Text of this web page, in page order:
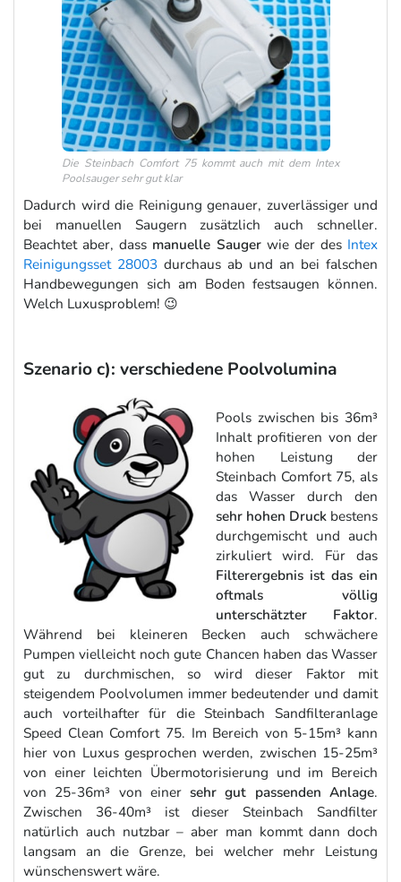
Die Steinbach Comfort 75 kommt auch mit dem Intex
Poolsauger sehr gut klar
Dadurch wird die Reinigung genauer, zuverlässiger und
bei manuellen Saugern zusätzlich auch schneller.
Beachtet aber, dass manuelle Saugerwie der des Intex
Reinigungsset 28003 durchaus ab und an bei falschen
Handbewegungen sich am Boden festsaugen können.
Welch Luxusproblem! 😉
Szenario c): verschiedene Poolvolumina
Pools zwischen bis 36m³
Inhalt profitieren von der
hohen Leistung der
Steinbach Comfort 75, als
das Wasser durch den
sehr hohen Druck bestens
durchgemischt und auch
zirkuliert wird. Für das
Filterergebnis ist das ein
oftmals völlig
unterschätzter Faktor.
Während bei kleineren Becken auch schwächere
Pumpen vielleicht noch gute Chancen haben das Wasser
gut zu durchmischen, so wird dieser Faktor mit
steigendem Poolvolumen immer bedeutender und damit
auch vorteilhafter für die Steinbach Sandfilteranlage
Speed Clean Comfort 75. Im Bereich von 5-15m³ kann
hier von Luxus gesprochen werden, zwischen 15-25m³
von einer leichten Übermotorisierung und im Bereich
von 25-36m³ von einersehr gut passenden Anlage.
Zwischen 36-40m³ ist dieser Steinbach Sandfilter
natürlich auch nutzbar – aber man kommt dann doch
langsam an die Grenze, bei welcher mehr Leistung
wünschenswert wäre.